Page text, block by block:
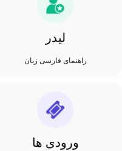
لیدر
راهنمای فارسی زبان
ورودی ها